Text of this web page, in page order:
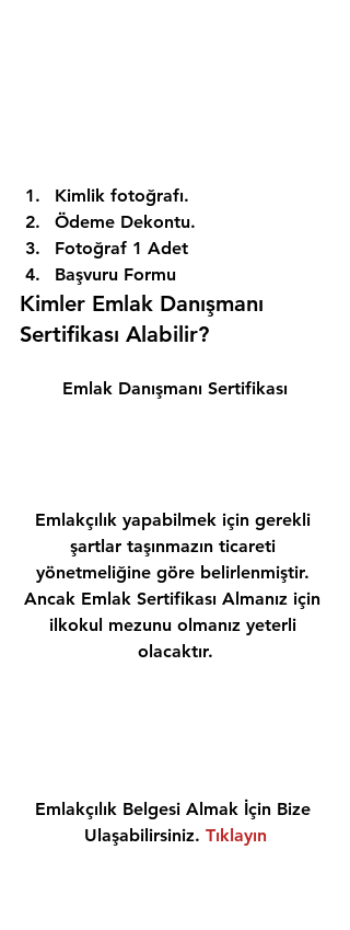
Kimlik fotoğrafı.
Ödeme Dekontu.
Fotoğraf 1 Adet
Başvuru Formu
Kimler Emlak Danışmanı
Sertifikası Alabilir?
Emlak Danışmanı Sertifikası
Emlakçılık yapabilmek için gerekli
şartlar taşınmazın ticareti
yönetmeliğine göre belirlenmiştir.
Ancak Emlak Sertifikası Almanız için
ilkokul mezunu olmanız yeterli
olacaktır.
Emlakçılık Belgesi Almak İçin Bize
Ulaşabilirsiniz. Tıklayın